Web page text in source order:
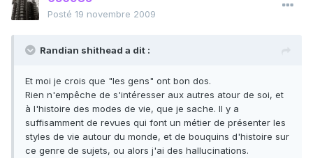
Posté 19 novembre 2009
Randian shithead a dit :
Et moi je crois que "les gens" ont bon dos.
Rien n'empêche de s'intéresser aux autres atour de soi, et
à l'histoire des modes de vie, que je sache. Il y a
suffisamment de revues qui font un métier de présenter les
styles de vie autour du monde, et de bouquins d'histoire sur
ce genre de sujets, ou alors j'ai des hallucinations.